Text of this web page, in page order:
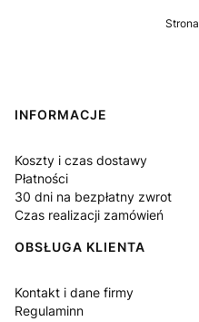
Strona
Linki w stopce
INFORMACJE
Koszty i czas dostawy
Płatności
30 dni na bezpłatny zwrot
Czas realizacji zamówień
OBSŁUGA KLIENTA
Kontakt i dane firmy
Regulaminn